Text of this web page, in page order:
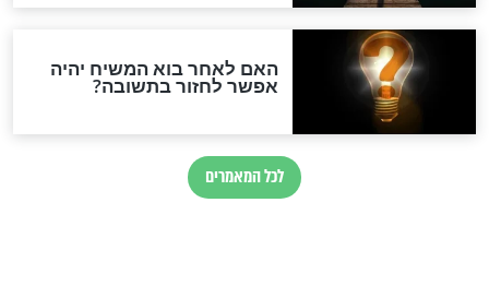
הותר לפרסום: לוחמי מילואים
נהרגו בדרום לבנון
ההסכם החשאי של טראמפ